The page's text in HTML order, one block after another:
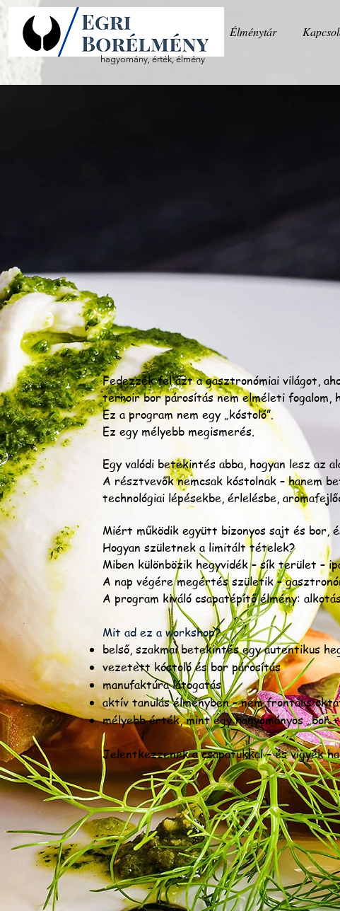
Élménytár
hagyomány, érték, élmény
Fedezzék fel azt a gasztronómiai világot,
terroir bor párosítás nem elméleti fogalom,
Ez a program nem egy „kóstoló”.
Ez egy mélyebb megismerés.
Egy valódi betekintés abba, hogyan lesz az
A résztvevők nemcsak kóstolnak – hanem
technológiai lépésekbe, érlelésbe,
Miért működik együtt bizonyos sajt és bor,
Hogyan születnek a limitált tételek?
Miben különbözik hegyvidék – sík terület –
A nap végére megértés születik –
A program kiváló csapatépítő élmény:
Mit ad ez a workshop?
belső, szakmai betekintés egy autentikus
vezetett kóstoló és bor párosítás
manufaktúra látogatás
aktív tanulás élményben – nem frontális
mélyebb érték, mint egy hagyományos „bor
Jelentkezzenek a csapatukkal – és vigyék